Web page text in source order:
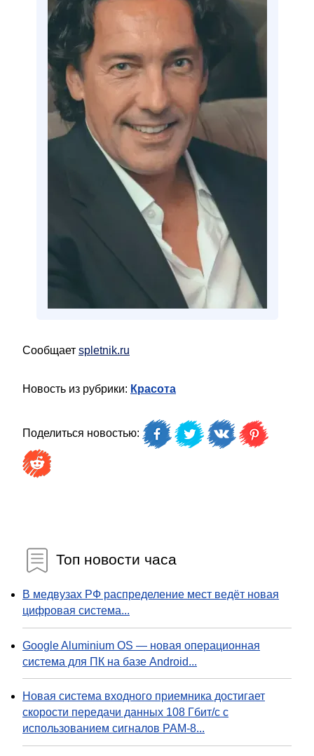
Сообщает spletnik.ru
Новость из рубрики: Красота
Поделиться новостью:
Топ новости часа
В медвузах РФ распределение мест ведёт новая
цифровая система...
Google Aluminium OS — новая операционная
система для ПК на базе Android...
Новая система входного приемника достигает
скорости передачи данных 108 Гбит/с с
использованием сигналов PAM-8...